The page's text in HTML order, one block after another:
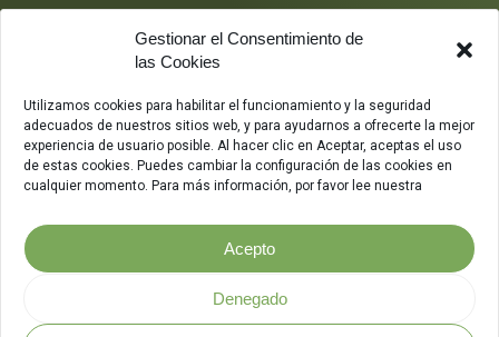
Gestionar el Consentimiento de
las Cookies
Utilizamos cookies para habilitar el funcionamiento y la seguridad
adecuados de nuestros sitios web, y para ayudarnos a ofrecerte la mejor
experiencia de usuario posible. Al hacer clic en Aceptar, aceptas el uso
de estas cookies. Puedes cambiar la configuración de las cookies en
cualquier momento. Para más información, por favor lee nuestra
Acepto
Denegado